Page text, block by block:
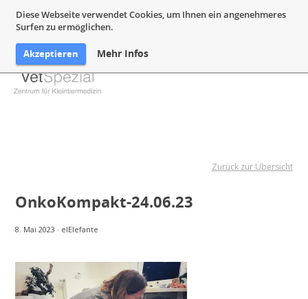
Diese Webseite verwendet Cookies, um Ihnen ein angenehmeres
Surfen zu ermöglichen.
Akzeptieren Mehr Infos
Zurück zur Übersicht
OnkoKompakt-24.06.23
8. Mai 2023 · elElefante